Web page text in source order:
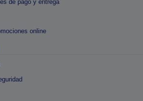
de pago y entrega
online